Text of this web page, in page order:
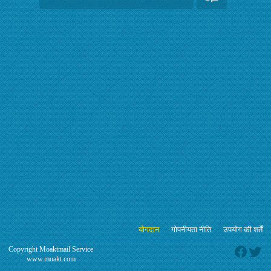
उपयोग की शर्तें
गोपनीयता नीति
योगदान
Copyright Moaktmail Service
www.moakt.com